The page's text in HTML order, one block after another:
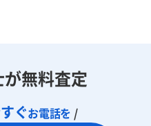
無料査定
ぐお電話を /